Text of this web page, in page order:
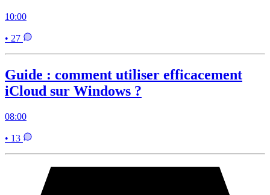
10:00
• 27
Guide : comment utiliser efficacement
iCloud sur Windows ?
08:00
• 13